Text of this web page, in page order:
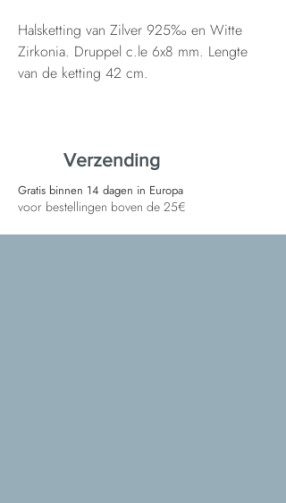
Halsketting van Zilver 925‰ en Witte
Zirkonia. Druppel c.le 6x8 mm. Lengte
van de ketting 42 cm.
Verzending
Gratis binnen 14 dagen in Europa
voor bestellingen boven de 25€